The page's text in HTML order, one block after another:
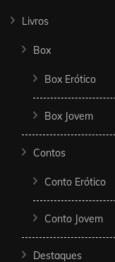
Livros
Box
Box Erótico
Box Jovem
Contos
Conto Erótico
Conto Jovem
Destaques